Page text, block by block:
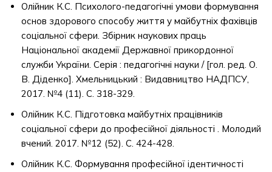
Олійник К.С. Психолого-педагогічні умови формування
основ здорового способу життя у майбутніх фахівців
соціальної сфери. Збірник наукових праць
Національної академії Державної прикордонної
служби України. Серія : педагогічні науки / [гол. ред. О.
В. Діденко]. Хмельницький : Видавництво НАДПСУ,
2017. №4 (11). С. 318-329.
Олійник К.С. Підготовка майбутніх працівників
соціальної сфери до професійної діяльності . Молодий
вчений. 2017. №12 (52). С. 424-428.
Олійник К.С. Формування професійної ідентичності